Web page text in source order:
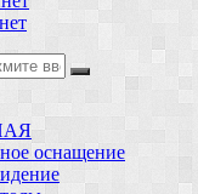
оснащение